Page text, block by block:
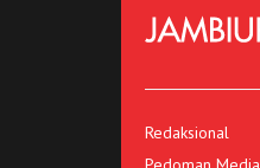
Redaksional